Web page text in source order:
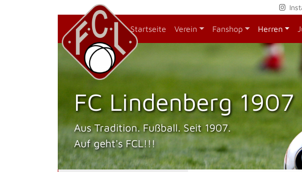
Startseite Verein Fanshop Herren
FC Lindenberg 1907
Aus Tradition. Fußball. Seit 1907.
Auf geht's FCL!!!